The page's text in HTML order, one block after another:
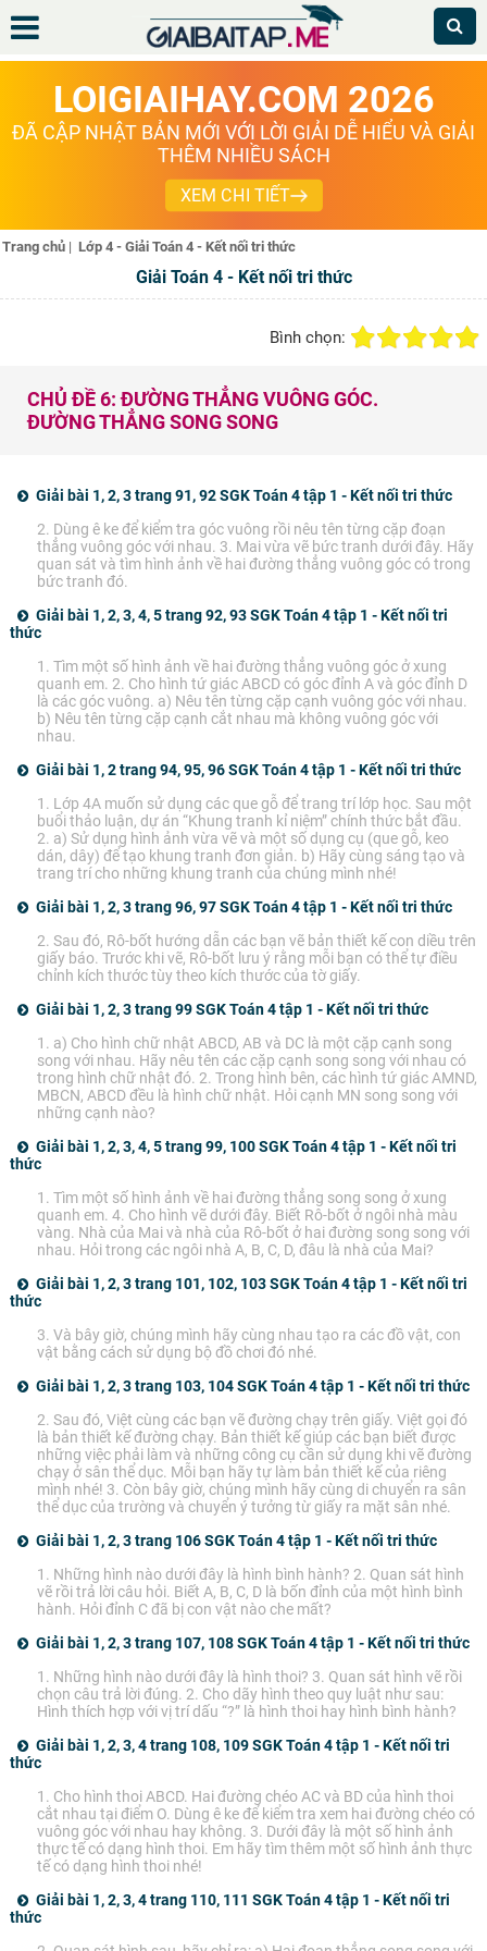
LOIGIAIHAY.COM 2026
ĐÃ CẬP NHẬT BẢN MỚI VỚI LỜI GIẢI DỄ HIỂU VÀ GIẢI
THÊM NHIỀU SÁCH
XEM CHI TIẾT
Trang chủ | Lớp 4 - Giải Toán 4 - Kết nối tri thức
Giải Toán 4 - Kết nối tri thức
Bình chọn:
CHỦ ĐỀ 6: ĐƯỜNG THẲNG VUÔNG GÓC.
ĐƯỜNG THẲNG SONG SONG
Giải bài 1, 2, 3 trang 91, 92 SGK Toán 4 tập 1 - Kết nối tri thức
2. Dùng ê ke để kiểm tra góc vuông rồi nêu tên từng cặp đoạn
thẳng vuông góc với nhau. 3. Mai vừa vẽ bức tranh dưới đây. Hãy
quan sát và tìm hình ảnh về hai đường thẳng vuông góc có trong
bức tranh đó.
Giải bài 1, 2, 3, 4, 5 trang 92, 93 SGK Toán 4 tập 1 - Kết nối tri
thức
1. Tìm một số hình ảnh về hai đường thẳng vuông góc ở xung
quanh em. 2. Cho hình tứ giác ABCD có góc đỉnh A và góc đỉnh D
là các góc vuông. a) Nêu tên từng cặp cạnh vuông góc với nhau.
b) Nêu tên từng cặp cạnh cắt nhau mà không vuông góc với
nhau.
Giải bài 1, 2 trang 94, 95, 96 SGK Toán 4 tập 1 - Kết nối tri thức
1. Lớp 4A muốn sử dụng các que gỗ để trang trí lớp học. Sau một
buổi thảo luận, dự án “Khung tranh kỉ niệm” chính thức bắt đầu.
2. a) Sử dụng hình ảnh vừa vẽ và một số dụng cụ (que gỗ, keo
dán, dây) để tạo khung tranh đơn giản. b) Hãy cùng sáng tạo và
trang trí cho những khung tranh của chúng mình nhé!
Giải bài 1, 2, 3 trang 96, 97 SGK Toán 4 tập 1 - Kết nối tri thức
2. Sau đó, Rô-bốt hướng dẫn các bạn vẽ bản thiết kế con diều trên
giấy báo. Trước khi vẽ, Rô-bốt lưu ý rằng mỗi bạn có thể tự điều
chỉnh kích thước tùy theo kích thước của tờ giấy.
Giải bài 1, 2, 3 trang 99 SGK Toán 4 tập 1 - Kết nối tri thức
1. a) Cho hình chữ nhật ABCD, AB và DC là một cặp cạnh song
song với nhau. Hãy nêu tên các cặp cạnh song song với nhau có
trong hình chữ nhật đó. 2. Trong hình bên, các hình tứ giác AMND,
MBCN, ABCD đều là hình chữ nhật. Hỏi cạnh MN song song với
những cạnh nào?
Giải bài 1, 2, 3, 4, 5 trang 99, 100 SGK Toán 4 tập 1 - Kết nối tri
thức
1. Tìm một số hình ảnh về hai đường thẳng song song ở xung
quanh em. 4. Cho hình vẽ dưới đây. Biết Rô-bốt ở ngôi nhà màu
vàng. Nhà của Mai và nhà của Rô-bốt ở hai đường song song với
nhau. Hỏi trong các ngôi nhà A, B, C, D, đâu là nhà của Mai?
Giải bài 1, 2, 3 trang 101, 102, 103 SGK Toán 4 tập 1 - Kết nối tri
thức
3. Và bây giờ, chúng mình hãy cùng nhau tạo ra các đồ vật, con
vật bằng cách sử dụng bộ đồ chơi đó nhé.
Giải bài 1, 2, 3 trang 103, 104 SGK Toán 4 tập 1 - Kết nối tri thức
2. Sau đó, Việt cùng các bạn vẽ đường chạy trên giấy. Việt gọi đó
là bản thiết kế đường chạy. Bản thiết kế giúp các bạn biết được
những việc phải làm và những công cụ cần sử dụng khi vẽ đường
chạy ở sân thể dục. Mỗi bạn hãy tự làm bản thiết kế của riêng
mình nhé! 3. Còn bây giờ, chúng mình hãy cùng di chuyển ra sân
thể dục của trường và chuyển ý tưởng từ giấy ra mặt sân nhé.
Giải bài 1, 2, 3 trang 106 SGK Toán 4 tập 1 - Kết nối tri thức
1. Những hình nào dưới đây là hình bình hành? 2. Quan sát hình
vẽ rồi trả lời câu hỏi. Biết A, B, C, D là bốn đỉnh của một hình bình
hành. Hỏi đỉnh C đã bị con vật nào che mất?
Giải bài 1, 2, 3 trang 107, 108 SGK Toán 4 tập 1 - Kết nối tri thức
1. Những hình nào dưới đây là hình thoi? 3. Quan sát hình vẽ rồi
chọn câu trả lời đúng. 2. Cho dãy hình theo quy luật như sau:
Hình thích hợp với vị trí dấu “?” là hình thoi hay hình bình hành?
Giải bài 1, 2, 3, 4 trang 108, 109 SGK Toán 4 tập 1 - Kết nối tri
thức
1. Cho hình thoi ABCD. Hai đường chéo AC và BD của hình thoi
cắt nhau tại điểm O. Dùng ê ke để kiểm tra xem hai đường chéo có
vuông góc với nhau hay không. 3. Dưới đây là một số hình ảnh
thực tế có dạng hình thoi. Em hãy tìm thêm một số hình ảnh thực
tế có dạng hình thoi nhé!
Giải bài 1, 2, 3, 4 trang 110, 111 SGK Toán 4 tập 1 - Kết nối tri
thức